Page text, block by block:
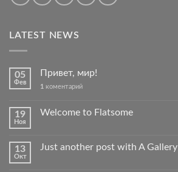
LATEST NEWS
05
Фев
Привет, мир!
1 коментарий
19
Ноя
Welcome to Flatsome
13
Окт
Just another post with A Gallery